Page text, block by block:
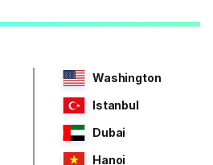
Washington
Istanbul
Dubai
Hanoi